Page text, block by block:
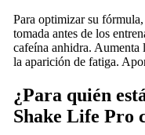
Para optimizar su
tomada antes de los
cafeína anhidra. Aumenta
la aparición de fatiga.
¿Para quién
Shake Life Pro